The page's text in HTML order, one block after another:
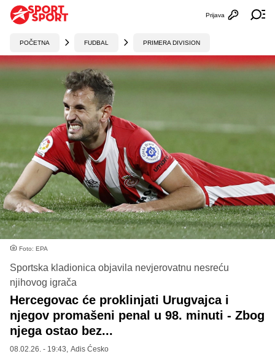
Otvori
Prijava
POČETNA FUDBAL PRIMERA DIVISION
Foto: EPA
Sportska kladionica objavila nevjerovatnu nesreću
njihovog igrača
Hercegovac će proklinjati Urugvajca i
njegov promašeni penal u 98. minuti - Zbog
njega ostao bez...
08.02.26. - 19:43, Adis Ćesko